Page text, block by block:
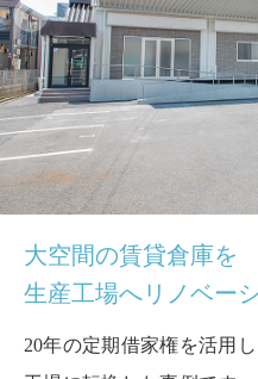
大空間の賃貸倉庫を
生産工場へリノベー
20年の定期借家権を活用